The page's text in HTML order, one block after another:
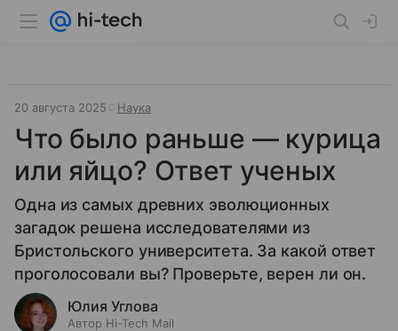
20 августа 2025 Наука
Что было раньше — курица
или яйцо? Ответ ученых
Одна из самых древних эволюционных
загадок решена исследователями из
Бристольского университета. За какой ответ
проголосовали вы? Проверьте, верен ли он.
Юлия Углова
Автор Hi-Tech Mail